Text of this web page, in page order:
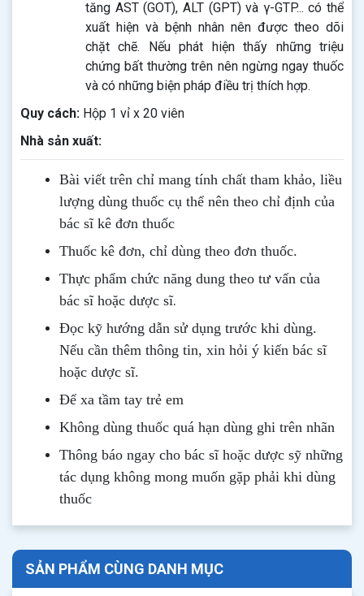
tăng AST (GOT), ALT (GPT) và γ-GTP... có thể
xuất hiện và bệnh nhân nên được theo dõi
chặt chẽ. Nếu phát hiện thấy những triệu
chứng bất thường trên nên ngừng ngay thuốc
và có những biện pháp điều trị thích hợp.
Quy cách: Hộp 1 vỉ x 20 viên
Nhà sản xuất:
Bài viết trên chỉ mang tính chất tham khảo, liều
lượng dùng thuốc cụ thể nên theo chỉ định của
bác sĩ kê đơn thuốc
Thuốc kê đơn, chỉ dùng theo đơn thuốc.
Thực phẩm chức năng dung theo tư vấn của
bác sĩ hoặc dược sĩ.
Đọc kỹ hướng dẫn sử dụng trước khi dùng.
Nếu cần thêm thông tin, xin hỏi ý kiến bác sĩ
hoặc dược sĩ.
Để xa tầm tay trẻ em
Không dùng thuốc quá hạn dùng ghi trên nhãn
Thông báo ngay cho bác sĩ hoặc dược sỹ những
tác dụng không mong muốn gặp phải khi dùng
thuốc
SẢN PHẨM CÙNG DANH MỤC